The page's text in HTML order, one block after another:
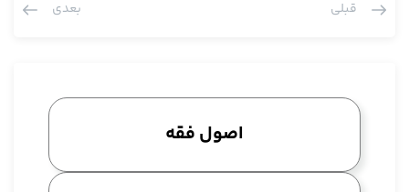
عادتا این طور مراد می شود، باید طبق ظواهر لفظی فرض بر این باشد
شک را و از آن ور هم جنبه تکلیف دارد، لاتنقض یا لا یزول ولو به صیغه
نفی است لکن جنبه تکلیف دارد یعنی باید در اختیار انسان باشد که
انسان بتواند آن را انجام بدهد یا انجام ندهد.
اگر ما باشیم و این تعبیر لا تنقض، با قطع نظر از احتمالاتی که داده
قبلی بعدی
اصول فقه